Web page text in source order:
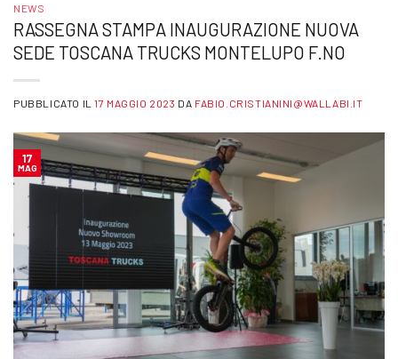
NEWS
RASSEGNA STAMPA INAUGURAZIONE NUOVA
SEDE TOSCANA TRUCKS MONTELUPO F.NO
PUBBLICATO IL17 MAGGIO 2023 DA FABIO.CRISTIANINI@WALLABI.IT
17
MAG